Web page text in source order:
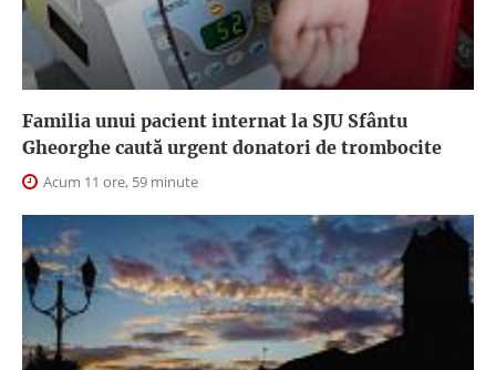
Familia unui pacient internat la SJU Sfântu
Gheorghe caută urgent donatori de trombocite
Acum 11 ore, 59 minute